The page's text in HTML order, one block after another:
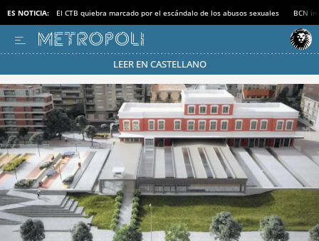
ES NOTICIA: El CTB quiebra marcado por el escándalo de los abusos sexuales BCN
LEER EN CASTELLANO
Pásate al MODO AHORRO